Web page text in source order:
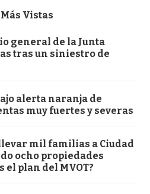
Vistas
general de la Junta
tras un siniestro de
alerta naranja de
muy fuertes y severas
mil familias a Ciudad
ocho propiedades
el plan del MVOT?